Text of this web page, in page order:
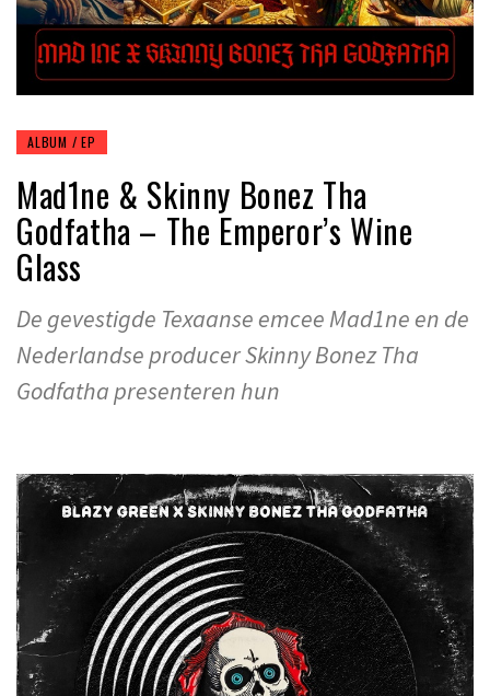
ALBUM / EP
Mad1ne & Skinny Bonez Tha
Godfatha – The Emperor’s Wine
Glass
De gevestigde Texaanse emcee Mad1ne en de
Nederlandse producer Skinny Bonez Tha
Godfatha presenteren hun